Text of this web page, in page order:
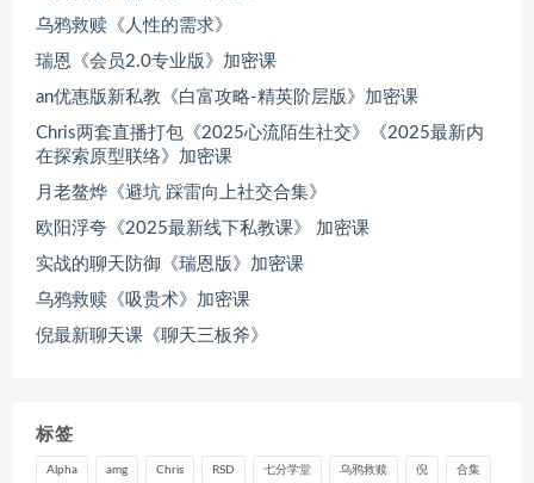
乌鸦救赎《人性的需求》
瑞恩《会员2.0专业版》加密课
an优惠版新私教《白富攻略-精英阶层版》加密课
Chris两套直播打包《2025心流陌生社交》《2025最新内
在探索原型联络》加密课
月老鳌烨《避坑 踩雷向上社交合集》
欧阳浮夸《2025最新线下私教课》 加密课
实战的聊天防御《瑞恩版》加密课
乌鸦救赎《吸贵术》加密课
倪最新聊天课《聊天三板斧》
标签
Alpha amg Chris RSD 七分学堂 乌鸦救赎 倪 合集